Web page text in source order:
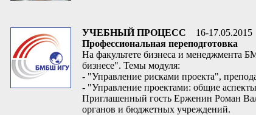
УЧЕБНЫЙ ПРОЦЕСС
16-17.05.2015
Профессиональная переподготовка
На факультете бизнеса и менеджмента
бизнесе". Темы модуля:
- "Управление рисками проекта",
- "Управление проектами: общие
Приглашенный гость Ерженин Роман
органов и бюджетных учреждений.